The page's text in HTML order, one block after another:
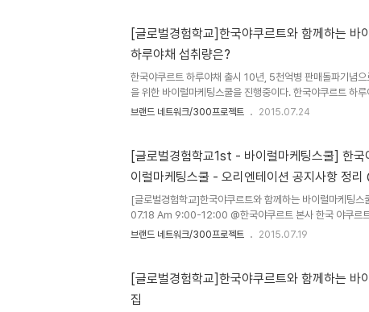
여자들과 소감을 나누는 시간을 가졌다."지금 제 나이에 이런
나 될까요? 귀한 경험을 주셔서 감사합니다." 9월의 초대손
료자와 함께했다. 6주간 100%출석에 과제까지 완벽히 제출
발되었다. 셰프가 직접 나와..
[글로벌경험학교]한국야쿠르트와 함께하는 바
하루야채 섭취량은?
한국야쿠르트 하루야채 출시 10년, 5천억병 판매돌파기념
을 위한 바이럴마케팅스쿨을 진행중이다. 한국야쿠르트 하
더니, 주요 선진국에서 국민건강을 위해 표기한 야채 1일 섭
한국, 일본 3개국에서 가장 측정가능한 기준이 일본의 1일
마큼이여? 궁금한건 못참는 퍼스널브랜드PD 그래서 찾아봤
약 350g이라고. 저걸...하루에 다 먹을수 있단말여?아무리
브랜드 네트워크/300프로젝트 2015.07.24
[글로벌경험학교1st - 바이럴마케팅스쿨] 한국
이럴마케팅스쿨 - 오리엔테이션 공지사항 정리
[글로벌경험학교]한국야쿠르트와 함께하는 바이럴마케팅
07.18 Am 9:00-12:00 @한국야쿠르트 본사 한국 야쿠르
양성소가 주최하고 엠유가 주관하는 바이럴마케팅 스쿨의
지 10년, 5,000억병 판매 돌파 기념으로 하루 권장량 캠페
기획되었다.마케팅/브랜드 전문가에게 배우면서 기업의 브랜
다. 우리에게 콘텐츠 생성능력이 중요함을 강조하기 위해 오
브랜드 네트워크/300프로젝트 2015.07.19
[글로벌경험학교]한국야쿠르트와 함께하는 바
집